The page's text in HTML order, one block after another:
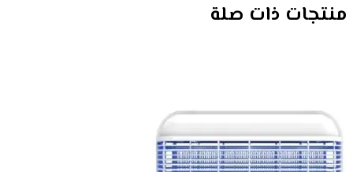
منتجات ذات صلة